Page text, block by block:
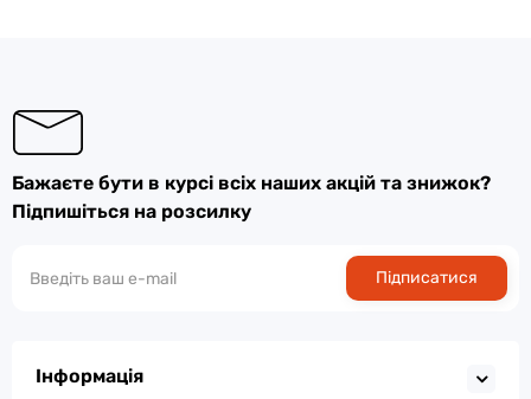
Бажаєте бути в курсі всіх наших акцій та знижок?
Підпишіться на розсилку
Підписатися
Інформація